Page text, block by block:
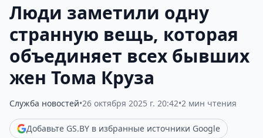
Люди заметили одну
странную вещь, которая
объединяет всех бывших
жен Тома Круза
Служба новостей•26 октября 2025 г. 20:42•2 мин чтения
Добавьте GS.BY в избранные источники Google